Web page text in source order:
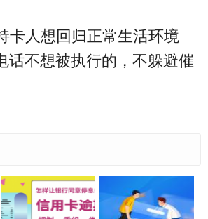
卡人想回归正常生活环境
话不想被执行的，不躲避催